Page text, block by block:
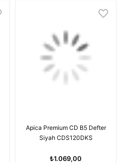
Apica Premium CD B5 Defter
Siyah CDS120DKS
₺1.069,00